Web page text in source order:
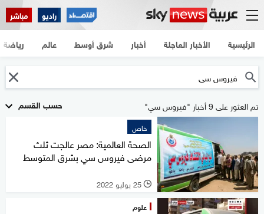
راديو مباشر
الرئيسية الأخبار العاجلة أخبار شرق أوسط عالم رياضة
حسب القسم تم العثور على 9 أخبار "فيروس سي"
خاص
الصحة العالمية: مصر عالجت ثلث
مرضى فيروس سي بشرق المتوسط
l 25 يوليو 2022
علوم